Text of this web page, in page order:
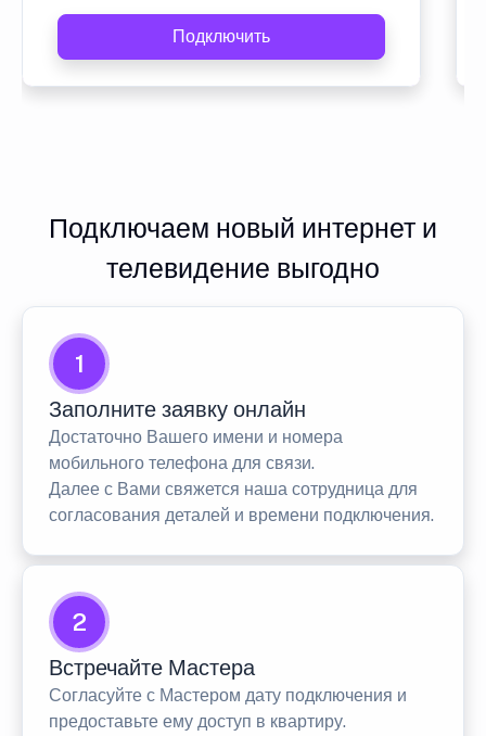
Подключить
Подключаем новый интернет и
телевидение выгодно
1
Заполните заявку онлайн
Достаточно Вашего имени и номера
мобильного телефона для связи.
Далее с Вами свяжется наша сотрудница для
согласования деталей и времени подключения.
2
Встречайте Мастера
Согласуйте с Мастером дату подключения и
предоставьте ему доступ в квартиру.